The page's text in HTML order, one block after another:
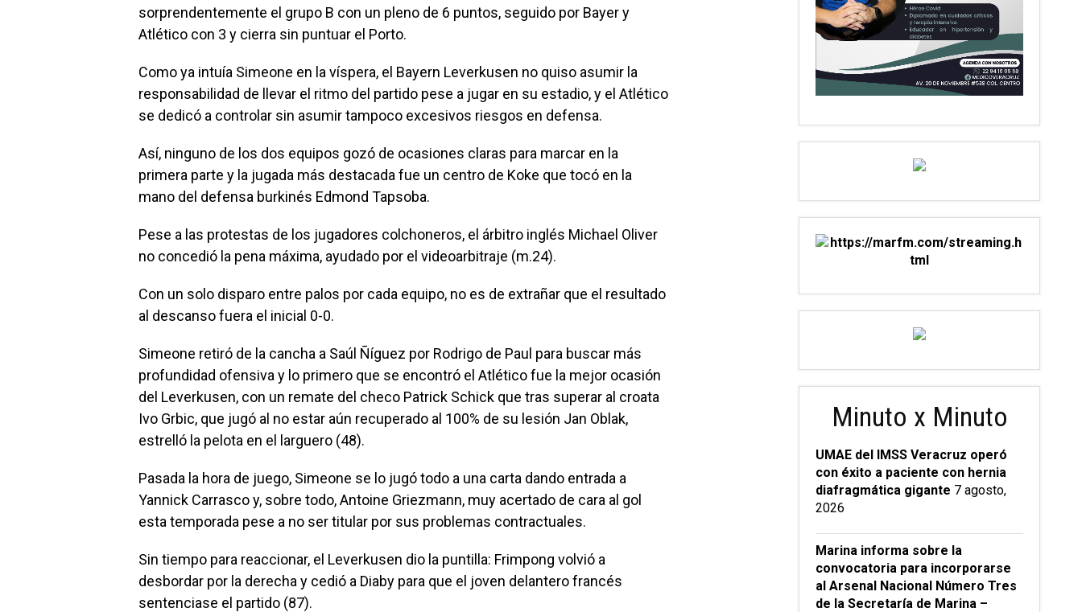
sorprendentemente el grupo B con un pleno de 6 puntos, seguido por Bayer y
Atlético con 3 y cierra sin puntuar el Porto.
Como ya intuía Simeone en la víspera, el Bayern Leverkusen no quiso asumir la
responsabilidad de llevar el ritmo del partido pese a jugar en su estadio, y el Atlético
se dedicó a controlar sin asumir tampoco excesivos riesgos en defensa.
Así, ninguno de los dos equipos gozó de ocasiones claras para marcar en la
primera parte y la jugada más destacada fue un centro de Koke que tocó en la
mano del defensa burkinés Edmond Tapsoba.
Pese a las protestas de los jugadores colchoneros, el árbitro inglés Michael Oliver
no concedió la pena máxima, ayudado por el videoarbitraje (m.24).
Con un solo disparo entre palos por cada equipo, no es de extrañar que el resultado
al descanso fuera el inicial 0-0.
Simeone retiró de la cancha a Saúl Ñíguez por Rodrigo de Paul para buscar más
profundidad ofensiva y lo primero que se encontró el Atlético fue la mejor ocasión
del Leverkusen, con un remate del checo Patrick Schick que tras superar al croata
Ivo Grbic, que jugó al no estar aún recuperado al 100% de su lesión Jan Oblak,
estrelló la pelota en el larguero (48).
Pasada la hora de juego, Simeone se lo jugó todo a una carta dando entrada a
Yannick Carrasco y, sobre todo, Antoine Griezmann, muy acertado de cara al gol
esta temporada pese a no ser titular por sus problemas contractuales.
Sin tiempo para reaccionar, el Leverkusen dio la puntilla: Frimpong volvió a
desbordar por la derecha y cedió a Diaby para que el joven delantero francés
sentenciase el partido (87).
Minuto x Minuto
UMAE del IMSS Veracruz operó
con éxito a paciente con hernia
diafragmática gigante 7 agosto,
2026
Marina informa sobre la
convocatoria para incorporarse
al Arsenal Nacional Número Tres
de la Secretaría de Marina –